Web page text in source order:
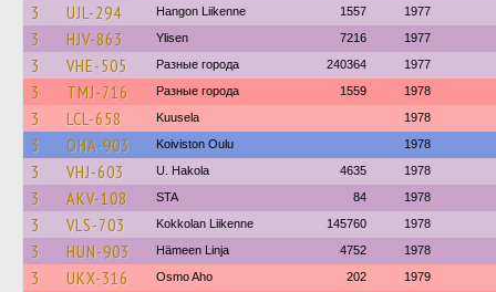
3 UJL-294 Hangon Liikenne 1557 1977
3 HJV-863 Ylisen 7216 1977
3 VHE-505 Разные города 240364 1977
3 TMJ-716 Разные города 1559 1978
3 LCL-658 Kuusela 1978
3 OHA-903 Koiviston Oulu 1978
3 VHJ-603 U. Hakola 4635 1978
3 AKV-108 STA 84 1978
3 VLS-703 Kokkolan Liikenne 145760 1978
3 HUN-903 Hämeen Linja 4752 1978
3 UKX-316 Osmo Aho 202 1979